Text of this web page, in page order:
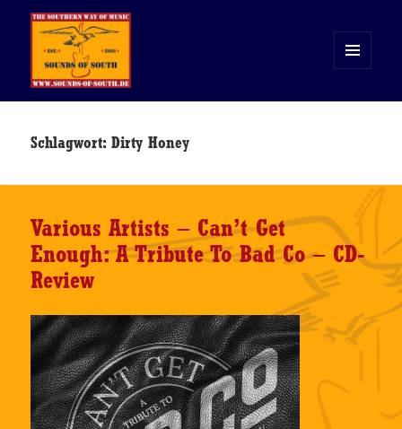
WIDGETS
Schlagwort:Dirty Honey
Various Artists – Can’t Get
Enough: A Tribute To Bad Co – CD-
Review